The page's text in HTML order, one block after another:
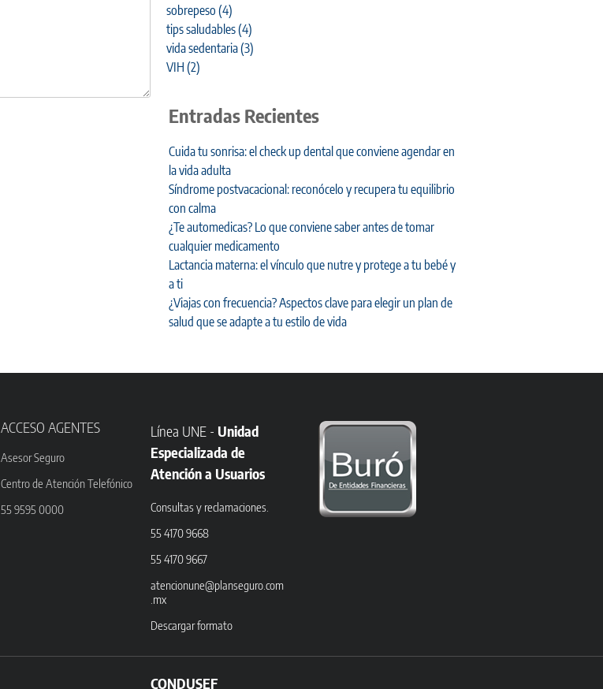
sobrepeso (4)
tips saludables(4)
vida sedentaria(3)
VIH (2)
Entradas Recientes
Cuida tu sonrisa: el check up dental que conviene agendar en
la vida adulta
Síndrome postvacacional: reconócelo y recupera tu equilibrio
con calma
¿Te automedicas? Lo que conviene saber antes de tomar
cualquier medicamento
Lactancia materna: el vínculo que nutre y protege a tu bebé y
a ti
¿Viajas con frecuencia? Aspectos clave para elegir un plan de
salud que se adapte a tu estilo de vida
ACCESO AGENTES
Asesor Seguro
Centro de Atención Telefónico
55 9595 0000
Línea UNE - Unidad
Especializada de
Atención a Usuarios
Consultas y reclamaciones.
55 4170 9668
55 4170 9667
atencionune@planseguro.com
.mx
Descargar formato
CONDUSEF